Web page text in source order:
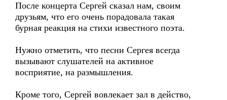
После концерта Сергей сказал нам, своим
друзьям, что его очень порадовала такая
бурная реакция на стихи известного поэта.
Нужно отметить, что песни Сергея всегда
вызывают слушателей на активное
восприятие, на размышления.
Кроме того, Сергей вовлекает зал в действо,